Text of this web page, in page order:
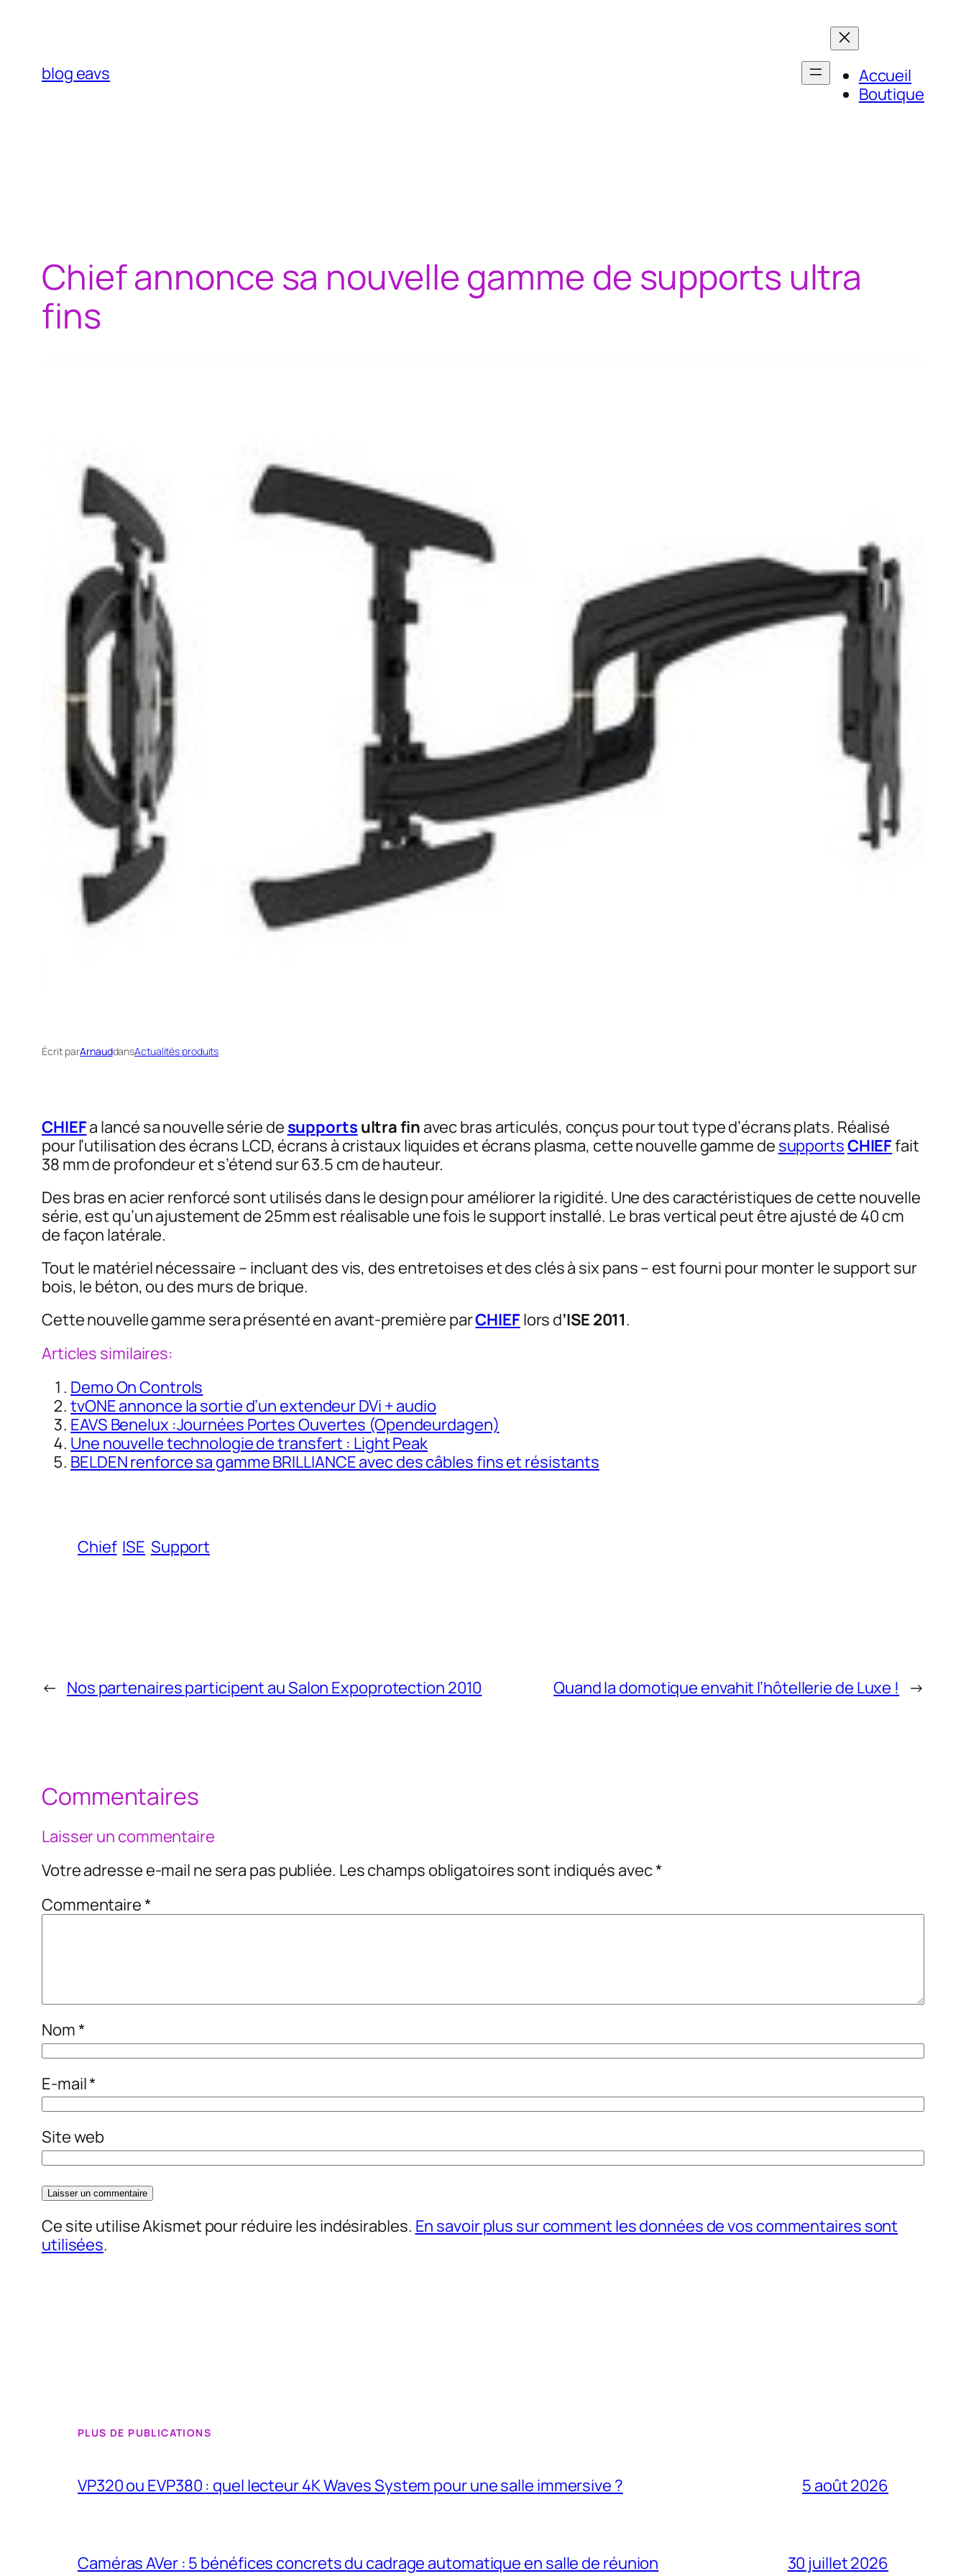
blog eavs
Accueil
Boutique
Chief annonce sa nouvelle gamme de supports ultra
fins
Écrit parArnauddansActualités produits
CHIEFa lancé sa nouvelle série de supports ultra fin avec bras articulés, conçus pour tout type d’écrans plats. Réalisé
pour l’utilisation des écrans LCD, écrans à cristaux liquides et écrans plasma, cette nouvelle gamme de supportsCHIEFfait
38 mm de profondeur et s’étend sur 63.5 cm de hauteur.
Des bras en acier renforcé sont utilisés dans le design pour améliorer la rigidité. Une des caractéristiques de cette nouvelle
série, est qu’un ajustement de 25mm est réalisable une fois le support installé. Le bras vertical peut être ajusté de 40 cm
de façon latérale.
Tout le matériel nécessaire – incluant des vis, des entretoises et des clés à six pans – est fourni pour monter le support sur
bois, le béton, ou des murs de brique.
Cette nouvelle gamme sera présenté en avant-première parCHIEF lors d’ISE 2011.
Articles similaires:
Demo On Controls
tvONE annonce la sortie d’un extendeur DVi + audio
EAVS Benelux :Journées Portes Ouvertes (Opendeurdagen)
Une nouvelle technologie de transfert : Light Peak
BELDEN renforce sa gamme BRILLIANCE avec des câbles fins et résistants
Chief ISE Support
← Nos partenaires participent au Salon Expoprotection 2010 Quand la domotique envahit l’hôtellerie de Luxe ! →
Commentaires
Laisser un commentaire
Votre adresse e-mail ne sera pas publiée. Les champs obligatoires sont indiqués avec*
Commentaire*
Nom*
E-mail*
Site web
Ce site utilise Akismet pour réduire les indésirables. En savoir plus sur comment les données de vos commentaires sont
utilisées.
PLUS DE PUBLICATIONS
VP320 ou EVP380 : quel lecteur 4K Waves System pour une salle immersive ? 5 août 2026
Caméras AVer : 5 bénéfices concrets du cadrage automatique en salle de réunion 30 juillet 2026